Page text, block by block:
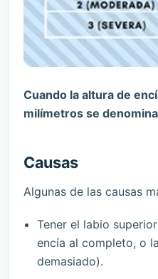
Cuando la altura de
milímetros se
Causas
Algunas de las causas
Tener el labio
encía al completo, o
demasiado).